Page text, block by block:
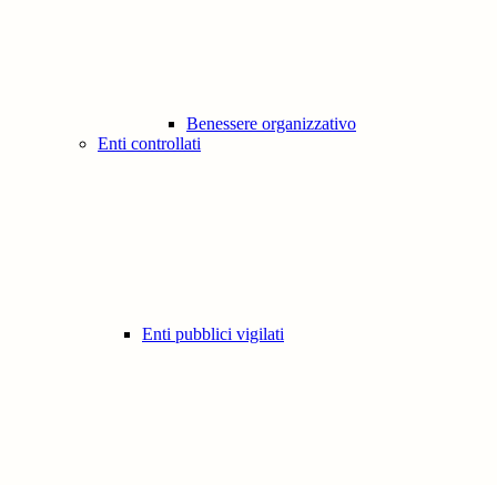
Benessere organizzativo
Enti controllati
Enti pubblici vigilati